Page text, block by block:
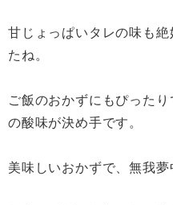
甘じょっぱいタレの味も
たね。
ご飯のおかずにもぴった
の酸味が決め手です。
美味しいおかずで、無我夢